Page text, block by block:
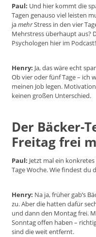
Paul: Und hier kommt die
Tagen genauso viel leisten
jamehrStress in den vier
Mehrstress überhaupt aus?
Psychologen hier im Podcast!
Henry: Ja, das wäre echt
Ob vier oder fünf Tage – ich
meinen Job legen.
keinen großen Unterschied.
Der Bäcker-
Freitag frei
Paul: Jetzt mal ein
Tage Woche. Wie findest du
Henry: Na ja, früher gab’s
zu. Aber die hatten dafür
und dann den Montag frei.
Sonntag offen haben –
sind die weit entfernt.